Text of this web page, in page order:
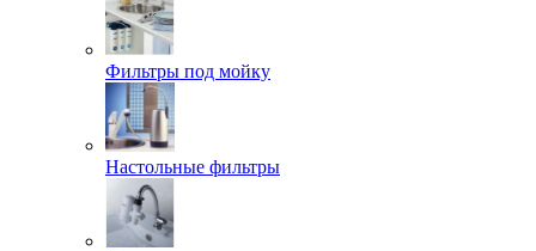
Фильтры под мойку
Настольные фильтры